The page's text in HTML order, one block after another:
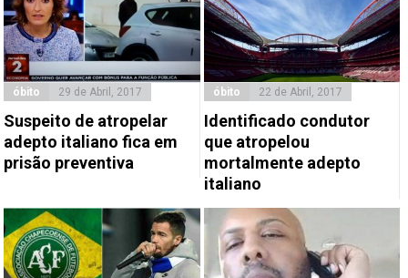
óbito 29 de Abril, 2017
Suspeito de atropelar
adepto italiano fica em
prisão preventiva
óbito 22 de Abril, 2017
Identificado condutor
que atropelou
mortalmente adepto
italiano